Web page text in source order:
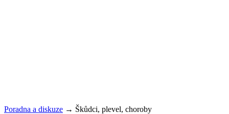
Poradna a diskuze → Škůdci, plevel, choroby